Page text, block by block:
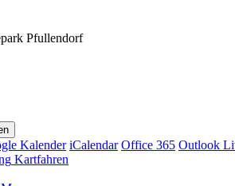
Kalender iCalendar Office 365 Outlook
Kartfahren